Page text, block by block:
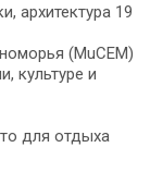
архитектура 19
(MuCEM)
культуре и
для отдыха